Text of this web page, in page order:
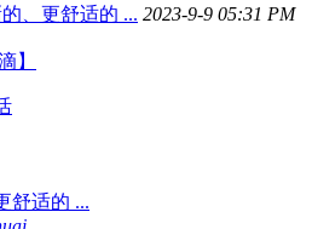
、更舒适的 ... 2023-9-9 05:31 PM
】
舒适的 ...